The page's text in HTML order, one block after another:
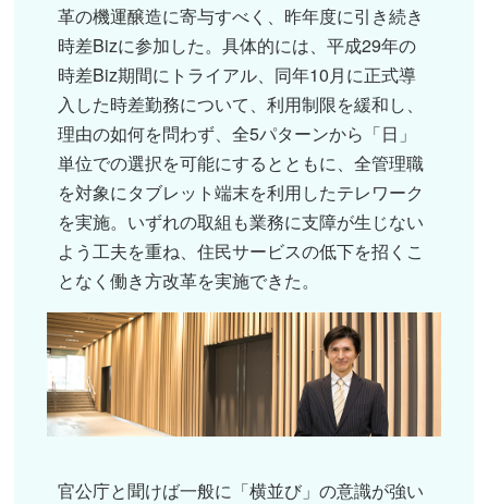
革の機運醸造に寄与すべく、昨年度に引き続き
時差Bizに参加した。具体的には、平成29年の
時差Biz期間にトライアル、同年10月に正式導
入した時差勤務について、利用制限を緩和し、
理由の如何を問わず、全5パターンから「日」
単位での選択を可能にするとともに、全管理職
を対象にタブレット端末を利用したテレワーク
を実施。いずれの取組も業務に支障が生じない
よう工夫を重ね、住民サービスの低下を招くこ
となく働き方改革を実施できた。
官公庁と聞けば一般に「横並び」の意識が強い